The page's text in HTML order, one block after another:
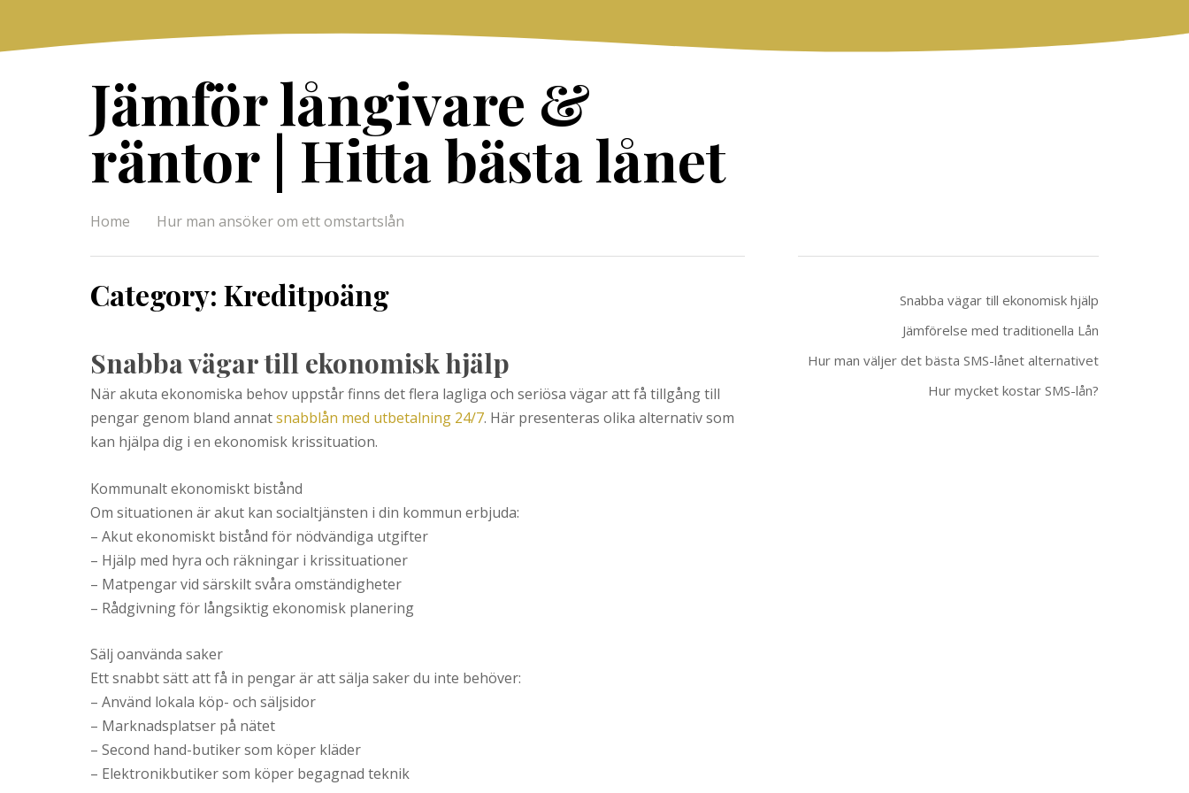
content
Jämför långivare &
räntor | Hitta bästa lånet
Home Hur man ansöker om ett omstartslån
Category: Kreditpoäng
Snabba vägar till ekonomisk hjälp
När akuta ekonomiska behov uppstår finns det flera lagliga och seriösa vägar att få tillgång till
pengar genom bland annatsnabblån med utbetalning 24/7. Här presenteras olika alternativ som
kan hjälpa dig i en ekonomisk krissituation.
Kommunalt ekonomiskt bistånd
Om situationen är akut kan socialtjänsten i din kommun erbjuda:
– Akut ekonomiskt bistånd för nödvändiga utgifter
– Hjälp med hyra och räkningar i krissituationer
– Matpengar vid särskilt svåra omständigheter
– Rådgivning för långsiktig ekonomisk planering
Sälj oanvända saker
Ett snabbt sätt att få in pengar är att sälja saker du inte behöver:
– Använd lokala köp- och säljsidor
– Marknadsplatser på nätet
– Second hand-butiker som köper kläder
– Elektronikbutiker som köper begagnad teknik
Snabba vägar till ekonomisk hjälp
Jämförelse med traditionella Lån
Hur man väljer det bästa SMS-lånet alternativet
Hur mycket kostar SMS-lån?